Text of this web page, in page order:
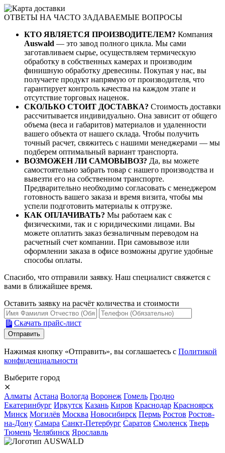
ОТВЕТЫ НА ЧАСТО ЗАДАВАЕМЫЕ ВОПРОСЫ
КТО ЯВЛЯЕТСЯ ПРОИЗВОДИТЕЛЕМ? Компания
Auswald — это завод полного цикла. Мы сами
заготавливаем сырье, осуществляем термическую
обработку в собственных камерах и производим
финишную обработку древесины. Покупая у нас, вы
получаете продукт напрямую от производителя, что
гарантирует контроль качества на каждом этапе и
отсутствие торговых наценок.
СКОЛЬКО СТОИТ ДОСТАВКА? Стоимость доставки
рассчитывается индивидуально. Она зависит от общего
объема (веса и габаритов) материалов и удаленности
вашего объекта от нашего склада. Чтобы получить
точный расчет, свяжитесь с нашими менеджерами — мы
подберем оптимальный вариант транспорта.
ВОЗМОЖЕН ЛИ САМОВЫВОЗ? Да, вы можете
самостоятельно забрать товар с нашего производства и
вывезти его на собственном транспорте.
Предварительно необходимо согласовать с менеджером
готовность вашего заказа и время визита, чтобы мы
успели подготовить материалы к отгрузке.
КАК ОПЛАЧИВАТЬ? Мы работаем как с
физическими, так и с юридическими лицами. Вы
можете оплатить заказ безналичным переводом на
расчетный счет компании. При самовывозе или
оформлении заказа в офисе возможны другие удобные
способы оплаты.
Спасибо, что отправили заявку. Наш специалист свяжется с
вами в ближайшее время.
Оставить заявку на расчёт количества и стоимости
Скачать прайс-лист
Нажимая кнопку «Отправить», вы соглашаетесь с Политикой
конфиденциальности
Выберите город
⨯
Алматы Астана Вологда Воронеж Гомель Гродно
Екатеринбург Иркутск Казань Киров Краснодар Красноярск
Минск Могилёв Москва Новосибирск Пермь Ростов Ростов-
на-Дону Самара Санкт-Петербург Саратов Смоленск Тверь
Тюмень Челябинск Ярославль